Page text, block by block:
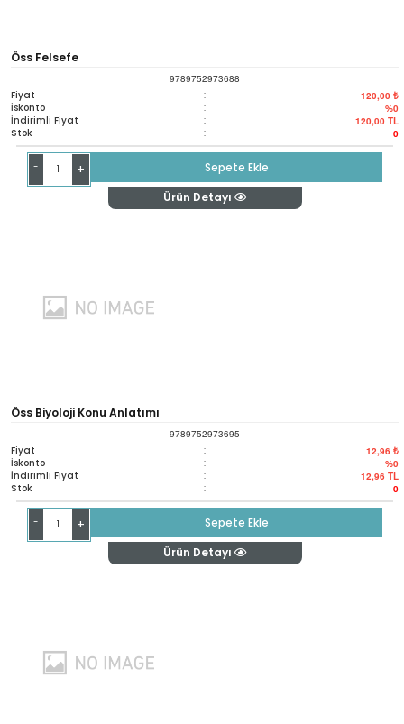
Öss Felsefe
9789752973688
Fiyat : 120,00 ₺
İskonto : %0
İndirimli Fiyat : 120,00 TL
Stok : 0
- +
Sepete Ekle
Ürün Detayı
Öss Biyoloji Konu Anlatımı
9789752973695
Fiyat : 12,96 ₺
İskonto : %0
İndirimli Fiyat : 12,96 TL
Stok : 0
- +
Sepete Ekle
Ürün Detayı